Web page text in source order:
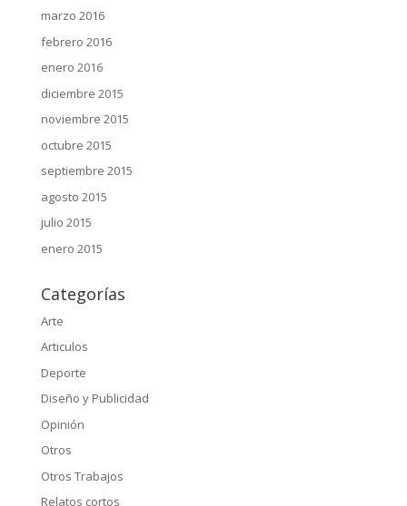
marzo 2016
febrero 2016
enero 2016
diciembre 2015
noviembre 2015
octubre 2015
septiembre 2015
agosto 2015
julio 2015
enero 2015
Categorías
Arte
Articulos
Deporte
Diseño y Publicidad
Opinión
Otros
Otros Trabajos
Relatos cortos